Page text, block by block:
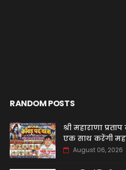
RANDOM POSTS
श्री महाराणा
एक साथ करेंगी
August 06, 2026